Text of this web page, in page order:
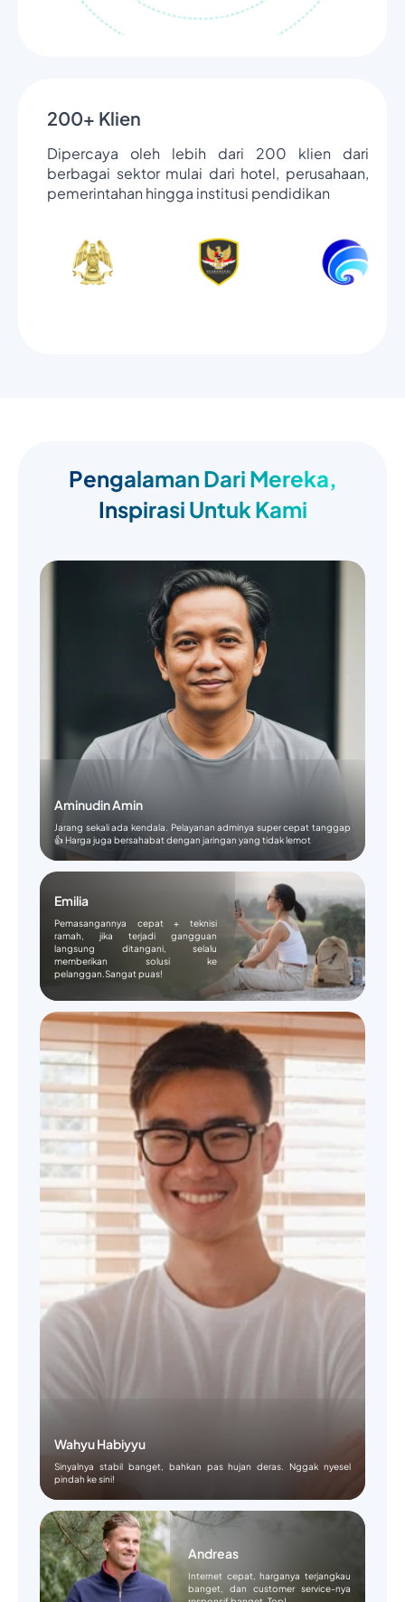
200+ Klien
Dipercaya oleh lebih dari 200 klien dari
berbagai sektor mulai dari hotel, perusahaan,
pemerintahan hingga institusi pendidikan
Pengalaman Dari Mereka,
Inspirasi Untuk Kami
Aminudin Amin
Jarang sekali ada kendala. Pelayanan adminya super cepat tanggap
👍 Harga juga bersahabat dengan jaringan yang tidak lemot
Emilia
Pemasangannya cepat + teknisi
ramah, jika terjadi gangguan
langsung ditangani, selalu
memberikan solusi ke
pelanggan.Sangat puas!
Wahyu Habiyyu
Sinyalnya stabil banget, bahkan pas hujan deras. Nggak nyesel
pindah ke sini!
Andreas
Internet cepat, harganya terjangkau
banget, dan customer service-nya